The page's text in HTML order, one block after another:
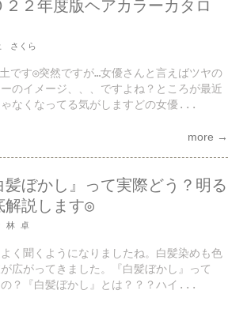
２年度版ヘアカラーカタロ
さくら
です◎突然ですが…女優さんと言えばツヤの
のイメージ、、、ですよね？ところが最近
なくなってる気がしますどの女優...
more →
ぼかし』って実際どう？明る
解説します◎
林 卓
く聞くようになりましたね。白髪染めも色
広がってきました。『白髪ぼかし』って
？『白髪ぼかし』とは？？？ハイ...